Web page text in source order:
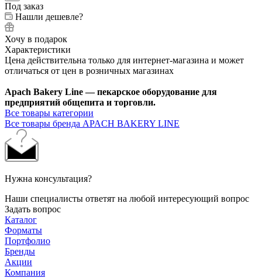
Под заказ
Нашли дешевле?
Хочу в подарок
Характеристики
Цена действительна только для интернет-магазина и может
отличаться от цен в розничных магазинах
Apach Bakery Line — пекарское оборудование для
предприятий общепита и торговли.
Все товары категории
Все товары бренда APACH BAKERY LINE
Нужна консультация?
Наши специалисты ответят на любой интересующий вопрос
Задать вопрос
Каталог
Форматы
Портфолио
Бренды
Акции
Компания